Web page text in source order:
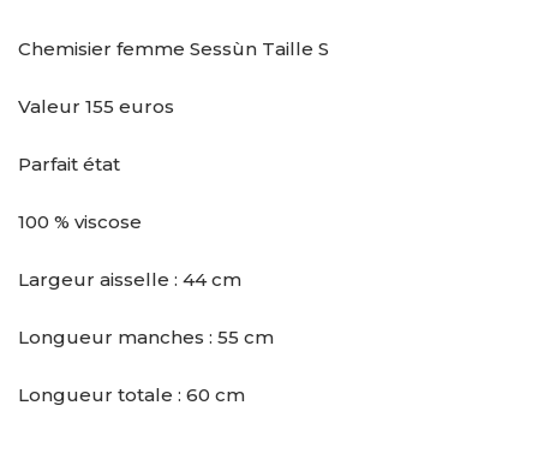
Chemisier femme Sessùn Taille S
Valeur 155 euros
Parfait état
100 % viscose
Largeur aisselle : 44 cm
Longueur manches : 55 cm
Longueur totale : 60 cm